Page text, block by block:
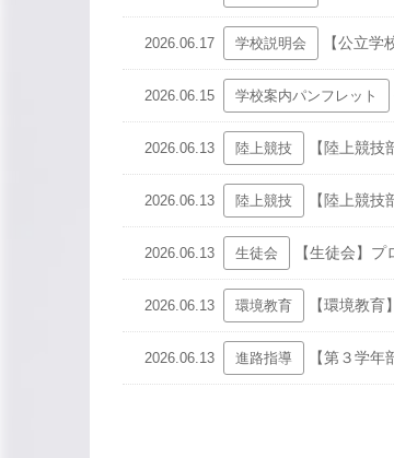
2026.06.17 学校説明会 【公立学
2026.06.15 学校案内パンフレット
2026.06.13 陸上競技 【陸上競
2026.06.13 陸上競技 【陸上競
2026.06.13 生徒会 【生徒会】
2026.06.13 環境教育 【環境教
2026.06.13 進路指導 【第３学